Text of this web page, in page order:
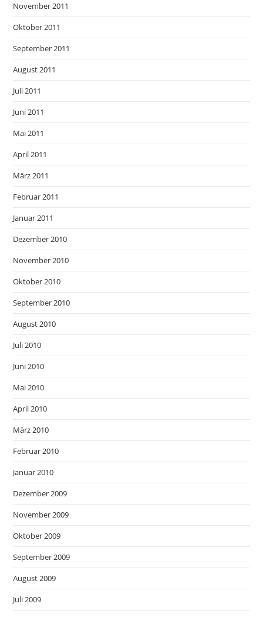
November 2011
Oktober 2011
September 2011
August 2011
Juli 2011
Juni 2011
Mai 2011
April 2011
März 2011
Februar 2011
Januar 2011
Dezember 2010
November 2010
Oktober 2010
September 2010
August 2010
Juli 2010
Juni 2010
Mai 2010
April 2010
März 2010
Februar 2010
Januar 2010
Dezember 2009
November 2009
Oktober 2009
September 2009
August 2009
Juli 2009